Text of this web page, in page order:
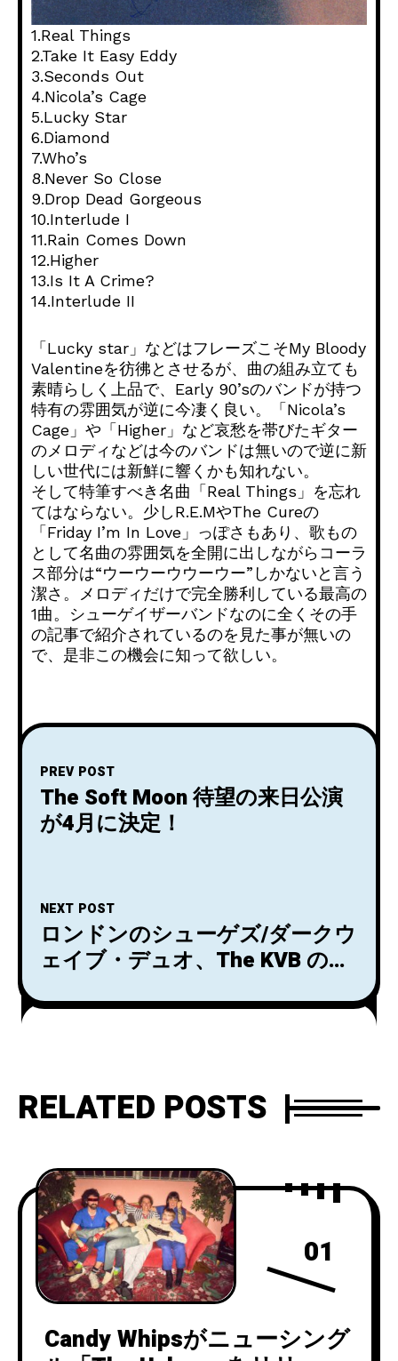
1.Real Things
2.Take It Easy Eddy
3.Seconds Out
4.Nicola’s Cage
5.Lucky Star
6.Diamond
7.Who’s
8.Never So Close
9.Drop Dead Gorgeous
10.Interlude I
11.Rain Comes Down
12.Higher
13.Is It A Crime?
14.Interlude II
「Lucky star」などはフレーズこそMy Bloody
Valentineを彷彿とさせるが、曲の組み立ても
素晴らしく上品で、Early 90’sのバンドが持つ
特有の雰囲気が逆に今凄く良い。「Nicola’s
Cage」や「Higher」など哀愁を帯びたギター
のメロディなどは今のバンドは無いので逆に新
しい世代には新鮮に響くかも知れない。
そして特筆すべき名曲「Real Things」を忘れ
てはならない。少しR.E.MやThe Cureの
「Friday I’m In Love」っぽさもあり、歌もの
として名曲の雰囲気を全開に出しながらコーラ
ス部分は“ウーウーウウーウー”しかないと言う
潔さ。メロディだけで完全勝利している最高の
1曲。シューゲイザーバンドなのに全くその手
の記事で紹介されているのを見た事が無いの
で、是非この機会に知って欲しい。
PREV POST
The Soft Moon 待望の来日公演
が4月に決定！
NEXT POST
ロンドンのシューゲズ/ダークウ
ェイブ・デュオ、The KVB の初
RELATED POSTS
01
Candy Whipsがニューシング